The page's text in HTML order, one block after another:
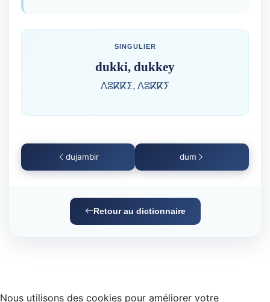
SINGULIER
dukki, dukkey
ⴷⵓⴽⴽⵉ, ⴷⵓⴽⴽⵢ
dujambir dum
Retour au dictionnaire
Nous utilisons des cookies pour améliorer votre